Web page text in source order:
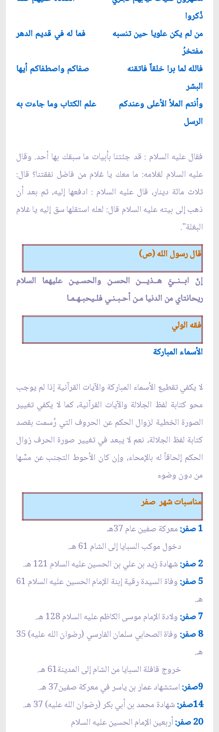
ذُكروا
من لم يكن علويا حين تنسبه
فما له في قديم الدهر
مفتخرُ
فالله لما برا خلقاً فاتقنه
صفاكم واصطفاكم أيها
البشر
وأنتم الملأ الأعلى وعندكم
علم الكتاب وما جاءت به
الرسل
فقال عليه السلام : قد جئتنا بأبيات ما سبقك بها أحد. وقال
عليه السلام لغلامه: ما معك يا غلام من فاضل نفقتنا؟ قال:
ثلاث مائة دينار، قال عليه السلام : ادفعها إليه، ثم بعد أن
ذهب إلى بيته عليه السلام قال: لعله استقلها سق إليه يا غلام
البغلة".
قال رسول الله (ص)
إنّ ابــنــيَّ هــذيـــن الحسـن والحسـيـن عليهما السلام
ريحانتاي من الدنيا مـن أحـبـنـي فلـيحبـهـمـا
فقه الولي
الأسماء المباركة
لا يكفي تقطيع الأسماء المباركة والآيات القرآنية إذا لم يوجب
محو كتابة لفظ الجلالة والآيات القرآنية، كما لا يكفي تغيير
الصورة الخطية لزوال الحكم عن الحروف التي رُسمت بقصد
كتابة لفظ الجلالة، نعم لا يبعد في تغيير صورة الحرف زوال
الحكم إلحاقاً له بالإمحاء، وإن كان الأحوط التجنب عن مسِّها
من دون وضوء
مناسبات شهر صفر
1 صفر:
معركة صفين عام 37هـ
دخول موكب السبايا إلى الشام 61 هـ.
2 صفر:
شهادة زيد بن علي بن الحسين عليه السلام 121 هـ.
5 صفر:
وفاة السيدة رقية إبنة الإمام الحسين عليه السلام 61
هـ.
7 صفر:
ولادة الإمام موسى الكاظم عليه السلام 128 هـ.
8 صفر:
وفاة الصحابي سلمان الفارسي (رضوان الله عليه) 35
هـ.
خروج قافلة السبايا من الشام إلى المدينة61 هـ.
9صفر:
استشهاد عمار بن ياسر في معركة صفين37 هـ.
14صفر:
شهادة محمد بن أبي بكر (رضوان الله عليه) 37 هـ.
20 صفر:
أربعين الإمام الحسين عليه السلام